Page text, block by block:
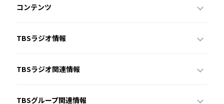
コンテンツ
TBSラジオ情報
TBSラジオ関連情報
TBSグループ関連情報